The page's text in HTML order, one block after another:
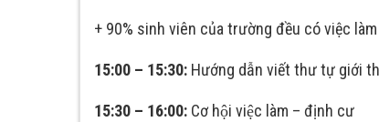
+ 90% sinh viên của trường đều có việc
15:00 – 15:30: Hướng dẫn viết thư tự giới
15:30 – 16:00: Cơ hội việc làm – định cư